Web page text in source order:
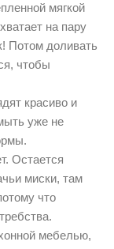
мягкой
на пару
Потом доливать
чтобы
красиво и
уже не
Остается
миски, там
что
мебелью,